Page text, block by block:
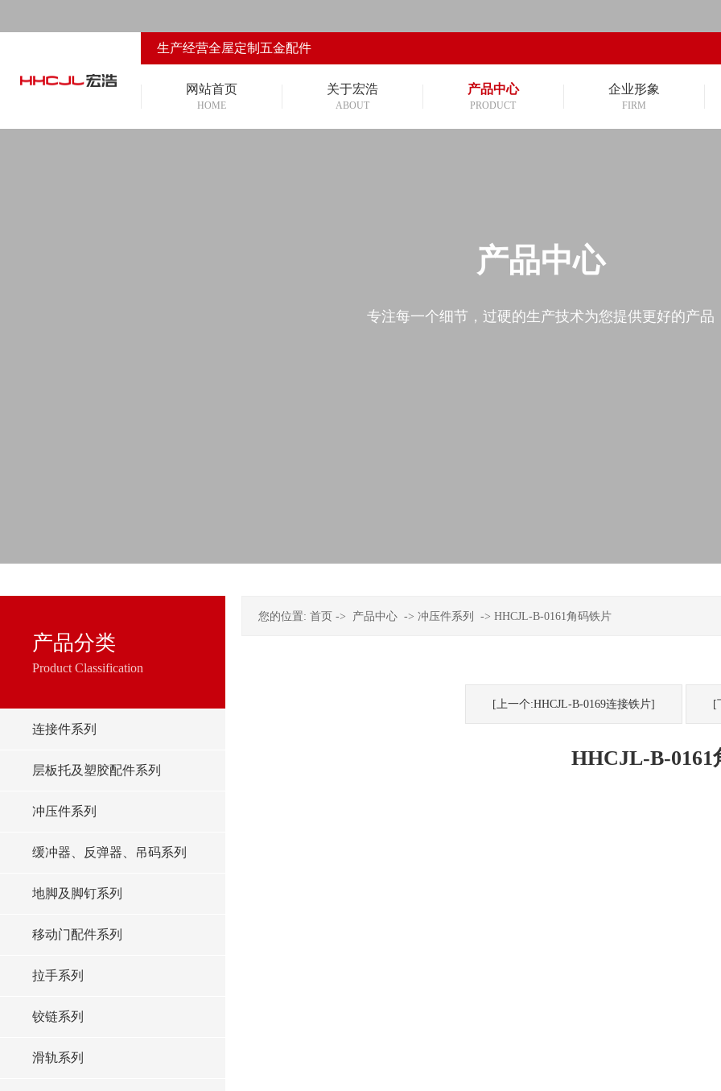
生产经营全屋定制五金配件
网站首页
HOME
关于宏浩
ABOUT
产品中心
PRODUCT
企业形象
FIRM
产品中心
专注每一个细节，过硬的生产技术为您提供更好的产品
产品分类
Product Classification
连接件系列
层板托及塑胶配件系列
冲压件系列
缓冲器、反弹器、吊码系列
地脚及脚钉系列
移动门配件系列
拉手系列
铰链系列
滑轨系列
您的位置: 首页 -> 产品中心 -> 冲压件系列 -> HHCJL-B-0161角码铁片
[上一个:HHCJL-B-0169连接铁片] [
HHCJL-B-0161